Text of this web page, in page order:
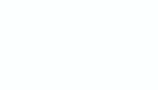
auto-instrumentation
go-auto-